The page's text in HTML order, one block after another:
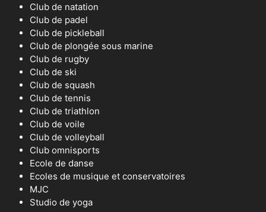
Club de natation
Club de padel
Club de pickleball
Club de plongée sous marine
Club de rugby
Club de ski
Club de squash
Club de tennis
Club de triathlon
Club de voile
Club de volleyball
Club omnisports
Ecole de danse
Ecoles de musique et conservatoires
MJC
Studio de yoga